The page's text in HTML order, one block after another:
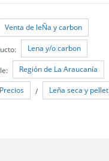
Venta de leÑa y carbon
Lena y/o carbon
Región de La Araucanía
Precios / Leña seca y pellet